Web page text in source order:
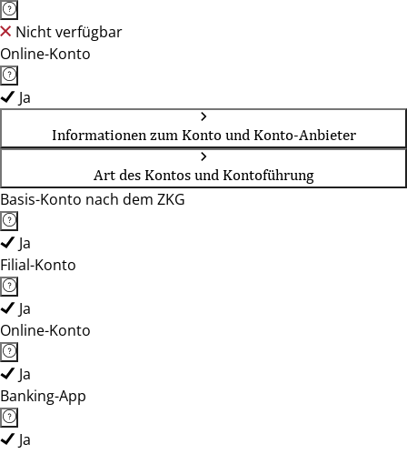
Nicht verfügbar
Online-Konto
Ja
Informationen zum Konto und Konto-Anbieter
Art des Kontos und Kontoführung
Basis-Konto nach dem ZKG
Ja
Filial-Konto
Ja
Online-Konto
Ja
Banking-App
Ja